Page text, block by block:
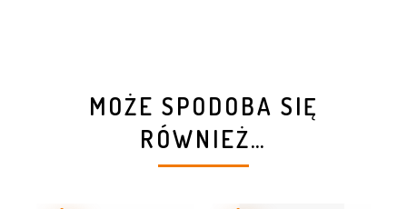
MOŻE SPODOBA SIĘ
RÓWNIEŻ…